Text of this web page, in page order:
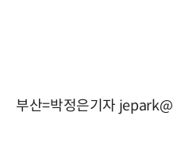
부산=박정은기자